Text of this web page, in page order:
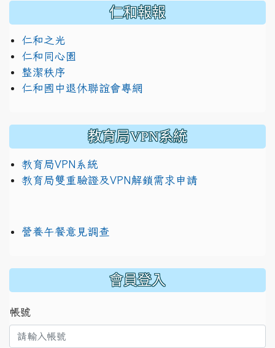
仁和報報
仁和之光
仁和同心園
整潔秩序
仁和國中退休聯誼會專網
教育局VPN系統
教育局VPN系統
教育局雙重驗證及VPN解鎖需求申請
營養午餐意見調查
會員登入
帳號